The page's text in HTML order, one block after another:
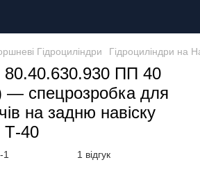
Гідроциліндри Гідроциліндри на
80.40.630.930 ПП 40
— спецрозробка для
на задню навіску
40
1 відгук